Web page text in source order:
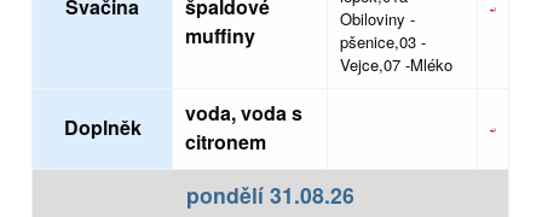
Svačina
špaldové
muffiny
Obiloviny -
pšenice,03 -
Vejce,07 -Mléko
Doplněk
voda, voda s
citronem
pondělí 31.08.26